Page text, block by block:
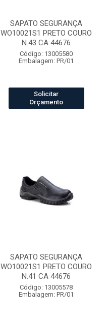
SAPATO SEGURANÇA
WO10021S1 PRETO COURO
N.43 CA 44676
Código: 13005580
Embalagem: PR/01
Solicitar
Orçamento
SAPATO SEGURANÇA
WO10021S1 PRETO COURO
N.41 CA 44676
Código: 13005578
Embalagem: PR/01